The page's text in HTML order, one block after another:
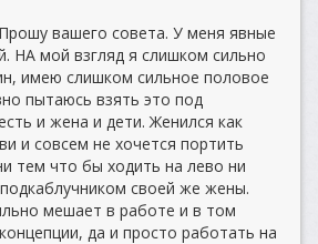
вашего совета. У меня явные
НА мой взгляд я слишком сильно
имею слишком сильное половое
пытаюсь взять это под
и жена и дети. Женился как
и совсем не хочется портить
тем что бы ходить на лево ни
своей же жены.
мешает в работе и в том
да и просто работать на